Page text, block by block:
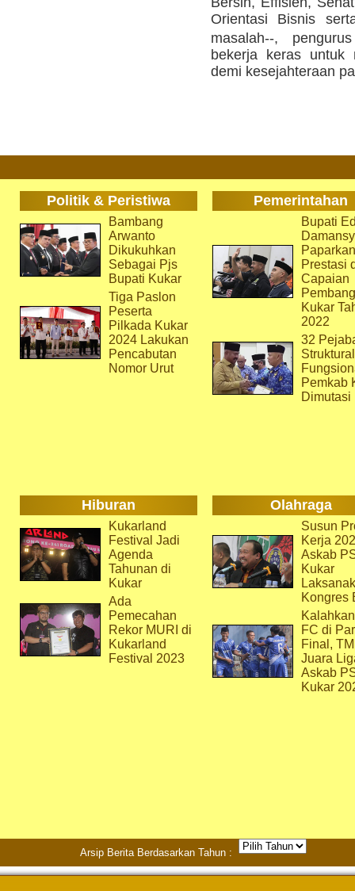
Orientasi Bisnis
masalah--,
bekerja keras
demi kesejahteraan
Politik & Peristiwa Pemerintahan
Bambang
Arwanto
Dikukuhkan
Sebagai Pjs
Bupati Kukar
Tiga Paslon
Peserta
Pilkada Kukar
2024 Lakukan
Pencabutan
Nomor Urut
Bupati
Paparkan
Prestasi
Capaian
Kukar
2022
32
Pemkab
Dimutasi
Hiburan Olahraga
Kukarland
Festival Jadi
Agenda
Tahunan di
Kukar
Ada
Pemecahan
Rekor MURI di
Kukarland
Festival 2023
Susun
Kerja
Askab
Kukar
Kongres
FC di
Final,
Juara
Askab
Kukar
Arsip Berita Berdasarkan Tahun :